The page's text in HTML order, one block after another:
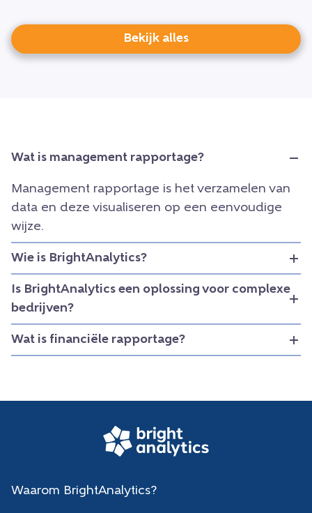
Bekijk alles
Wat is management rapportage?
Management rapportage is het verzamelen van
data en deze visualiseren op een eenvoudige
wijze.
Wie is BrightAnalytics?
Is BrightAnalytics een oplossing voor complexe
bedrijven?
Wat is financiële rapportage?
Waarom BrightAnalytics?